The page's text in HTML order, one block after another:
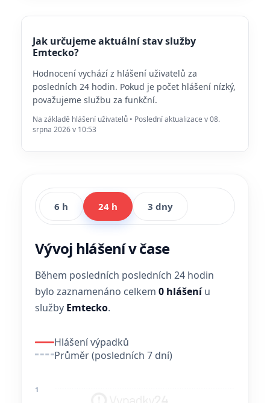
Jak určujeme aktuální stav služby
Emtecko?
Hodnocení vychází z hlášení uživatelů za
posledních 24 hodin. Pokud je počet hlášení nízký,
považujeme službu za funkční.
Na základě hlášení uživatelů • Poslední aktualizace v 08.
srpna 2026 v 10:53
6 h 24 h 3 dny
Vývoj hlášení v čase
Během posledních posledních 24 hodin
bylo zaznamenáno celkem 0 hlášeníu
služby Emtecko.
Hlášení výpadků
Průměr (posledních 7 dní)
1